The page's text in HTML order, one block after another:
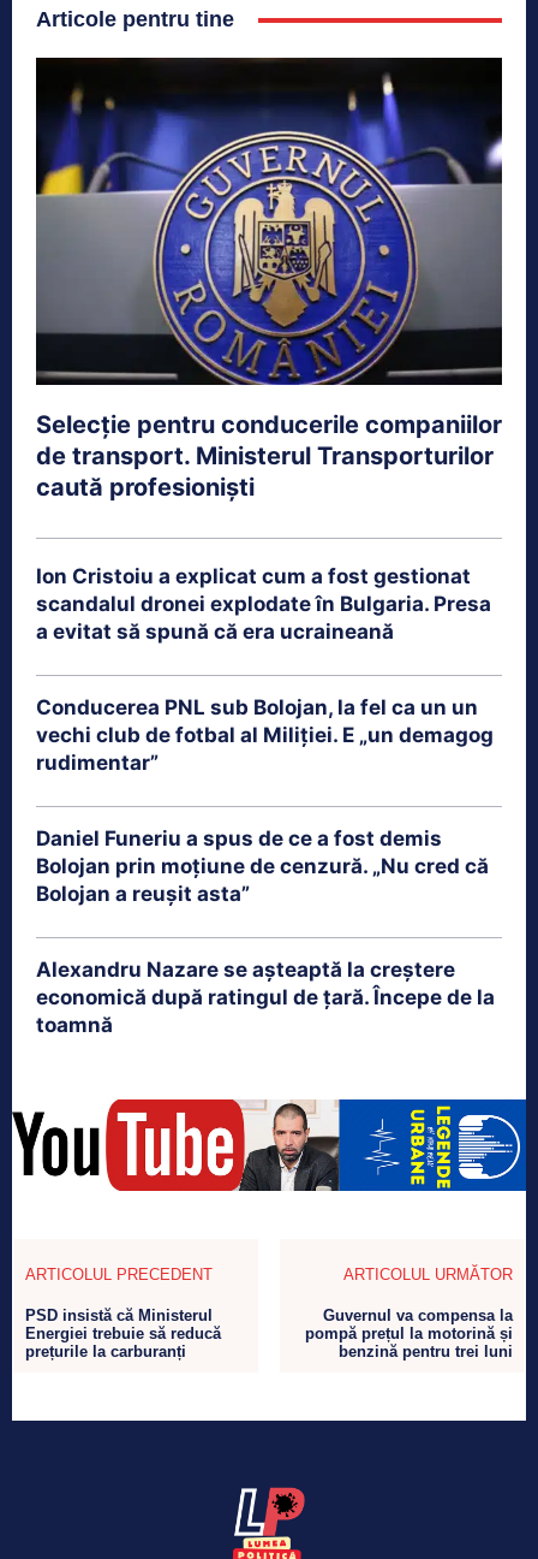
Articole pentru tine
Selecție pentru conducerile companiilor
de transport. Ministerul Transporturilor
caută profesioniști
Ion Cristoiu a explicat cum a fost gestionat
scandalul dronei explodate în Bulgaria. Presa
a evitat să spună că era ucraineană
Conducerea PNL sub Bolojan, la fel ca un un
vechi club de fotbal al Miliției. E „un demagog
rudimentar”
Daniel Funeriu a spus de ce a fost demis
Bolojan prin moțiune de cenzură. „Nu cred că
Bolojan a reușit asta”
Alexandru Nazare se așteaptă la creștere
economică după ratingul de țară. Începe de la
toamnă
ARTICOLUL PRECEDENT
PSD insistă că Ministerul
Energiei trebuie să reducă
prețurile la carburanți
ARTICOLUL URMĂTOR
Guvernul va compensa la
pompă prețul la motorină și
benzină pentru trei luni